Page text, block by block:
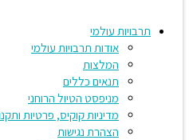
panel.
תרבויות עולמי
אודות תרבויות עולמי
המלצות
תנאים כללים
מניפסט הטיול הרוחני
מדיניות קוקיס, פרטיות ותקנון
הצהרת נגישות